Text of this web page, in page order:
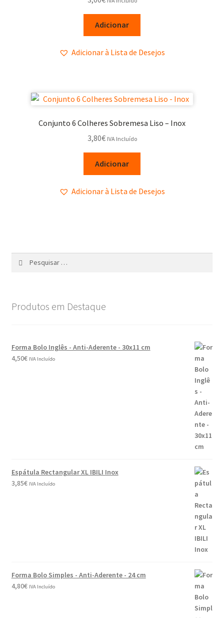
Adicionar
Adicionar à Lista de Desejos
Conjunto 6 Colheres Sobremesa Liso – Inox
3,80€ IVA Incluído
Adicionar
Adicionar à Lista de Desejos
Produtos em Destaque
Forma Bolo Inglês - Anti-Aderente - 30x11 cm
4,50€ IVA Incluído
Espátula Rectangular XL IBILI Inox
3,85€ IVA Incluído
Forma Bolo Simples - Anti-Aderente - 24 cm
4,80€ IVA Incluído